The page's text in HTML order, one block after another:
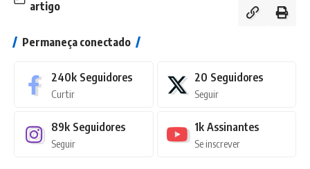
artigo
Permaneça conectado
240k Seguidores
Curtir
20 Seguidores
Seguir
89k Seguidores
Seguir
1k Assinantes
Se inscrever